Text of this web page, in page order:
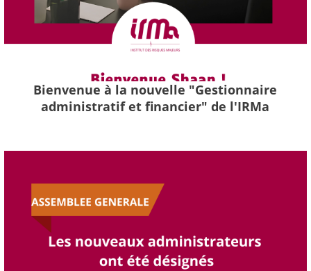
Bienvenue à la nouvelle "Gestionnaire
administratif et financier" de l'IRMa